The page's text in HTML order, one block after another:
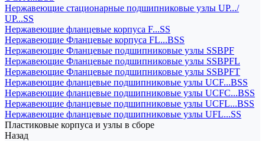
Нержавеющие стационарные подшипниковые узлы UP.../
UP...SS
Нержавеющие фланцевые корпуса F...SS
Нержавеющие Фланцевые корпуса FL...BSS
Нержавеющие Фланцевые подшипниковые узлы SSBPF
Нержавеющие Фланцевые подшипниковые узлы SSBPFL
Нержавеющие Фланцевые подшипниковые узлы SSBPFT
Нержавеющие фланцевые подшипниковые узлы UCF...BSS
Нержавеющие фланцевые подшипниковые узлы UCFC...BSS
Нержавеющие фланцевые подшипниковые узлы UCFL...BSS
Нержавеющие фланцевые подшипниковые узлы UFL...SS
Пластиковые корпуса и узлы в сборе
Назад